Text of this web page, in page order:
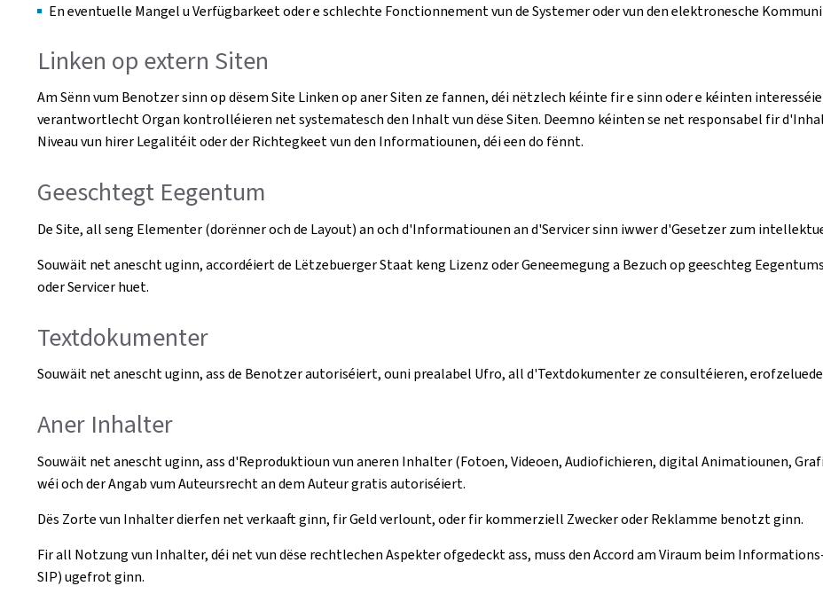
En eventuelle Mangel u Verfügbarkeet oder e schlechte Fonctionnement vun de Systemer oder vun den elektronesche
Linken op extern Siten
Am Sënn vum Benotzer sinn op dësem Site Linken op aner Siten ze fannen, déi nëtzlech kéinte fir e sinn oder e kéinten
verantwortlecht Organ kontrolléieren net systematesch den Inhalt vun dëse Siten. Deemno kéinten se net responsabel fir
Niveau vun hirer Legalitéit oder der Richtegkeet vun den Informatiounen, déi een do fënnt.
Geeschtegt Eegentum
De Site, all seng Elementer (dorënner och de Layout) an och d'Informatiounen an d'Servicer sinn iwwer d'Gesetzer zum
Souwäit net anescht uginn, accordéiert de Lëtzebuerger Staat keng Lizenz oder Geneemegung a Bezuch op geeschteg
oder Servicer huet.
Textdokumenter
Souwäit net anescht uginn, ass de Benotzer autoriséiert, ouni prealabel Ufro, all d'Textdokumenter ze consultéieren,
Aner Inhalter
Souwäit net anescht uginn, ass d'Reproduktioun vun aneren Inhalter (Fotoen, Videoen, Audiofichieren, digital Animatiounen,
wéi och der Angab vum Auteursrecht an dem Auteur gratis autoriséiert.
Dës Zorte vun Inhalter dierfen net verkaaft ginn, fir Geld verlount, oder fir kommerziell Zwecker oder Reklamme benotzt ginn.
Fir all Notzung vun Inhalter, déi net vun dëse rechtlechen Aspekter ofgedeckt ass, muss den Accord am Viraum beim
SIP) ugefrot ginn.